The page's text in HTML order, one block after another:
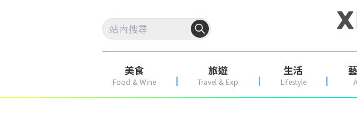
美食
Food & Wine
旅遊
Travel & Exp
生活
Lifestyle